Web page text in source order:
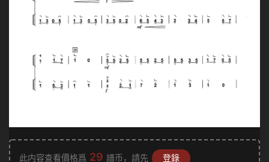
此内容查看價格爲 29 譜币，請先 登錄